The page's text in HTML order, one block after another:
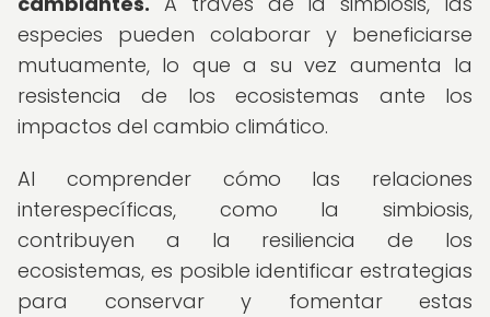
especies pueden colaborar y beneficiarse
mutuamente, lo que a su vez aumenta la
resistencia de los ecosistemas ante los
impactos del cambio climático.
Al comprender cómo las relaciones
interespecíficas, como la simbiosis,
contribuyen a la resiliencia de los
ecosistemas, es posible identificar estrategias
para conservar y fomentar estas